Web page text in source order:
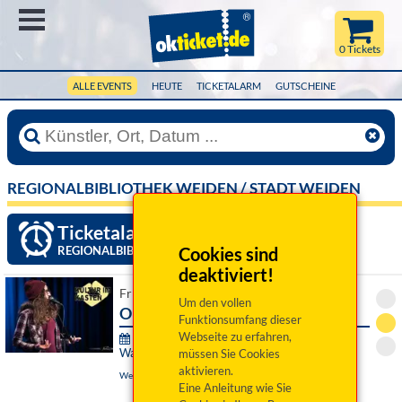
ALLE EVENTS HEUTE TICKETALARM GUTSCHEINE
0 Tickets
Cookies sind
deaktiviert!
Um den vollen
Funktionsumfang dieser
Webseite zu erfahren,
müssen Sie Cookies
aktivieren.
Eine Anleitung wie Sie
REGIONALBIBLIOTHEK WEIDEN / STADT WEIDEN
Ticketalarm einrichten »
REGIONALBIBLIOTHEK WEIDEN / Stadt Weiden
Fr 14. August 2026 19:00 Uhr
Open Air Poetry Slam
Kultur im Kasten: Sommerprogramm im
Waldsassener Kasten:
Weiden, Regionalbibliothek